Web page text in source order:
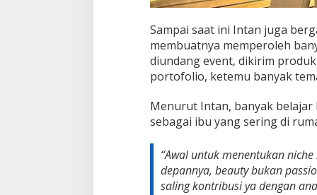
Sampai saat ini Intan juga
membuatnya memperoleh
diundang event, dikirim
portofolio, ketemu banyak
Menurut Intan, banyak
sebagai ibu yang sering di
“Awal untuk menentukan
depannya, beauty bukan
saling kontribusi ya dengan